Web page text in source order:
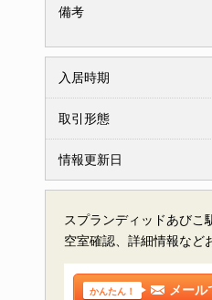
備考
入居時期
取引形態
情報更新日
スプランディッドあびこ
空室確認、詳細情報など
かんたん！ メー